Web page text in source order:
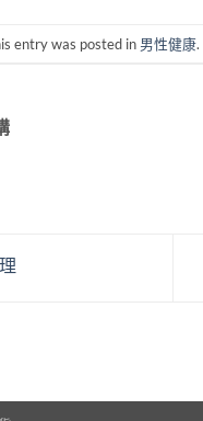
entry was posted in 男性健康